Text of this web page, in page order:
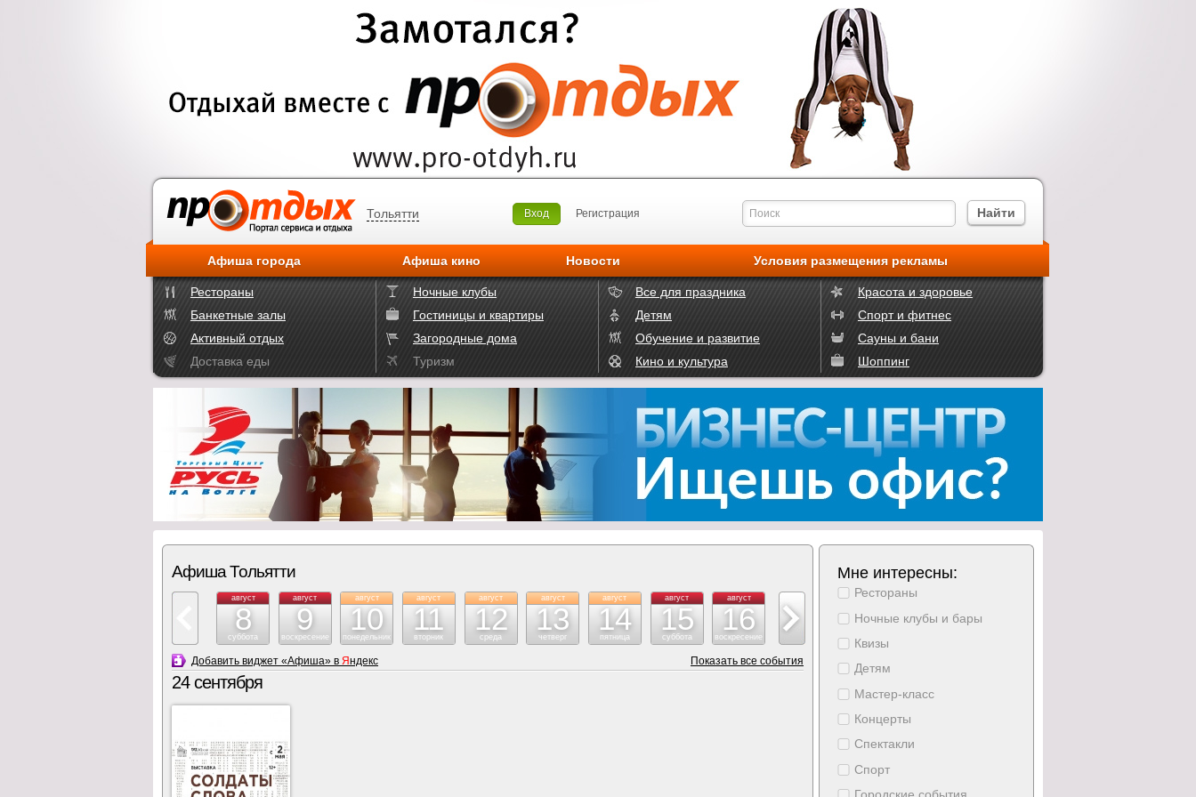
Тольятти Вход Регистрация
Афиша города Афиша кино Новости Условия размещения рекламы
Рестораны Ночные клубы Все для праздника
Красота и здоровье
Банкетные залы
Гостиницы и квартиры Детям
Спорт и фитнес
Активный отдых
Загородные дома Обучение и развитие
Сауны и бани
Доставка еды
Туризм Кино и культура Шоппинг
Афиша Тольятти
август
8
суббота
август
9
воскресение
август
10
понедельник
август
11
вторник
август
12
среда
август
13
четверг
август
14
пятница
август
15
суббота
август
16
воскресение
17
август
18
вторник
август
19 20
Добавить виджет «Афиша» в Яндекс Показать все события
24 сентября
Мне интересны:
Рестораны
Ночные клубы и бары
Квизы
Детям
Мастер-класс
Концерты
Спектакли
Спорт